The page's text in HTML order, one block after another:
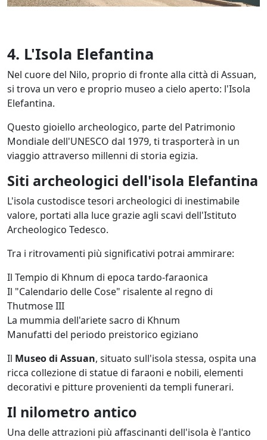
4. L'Isola Elefantina
Nel cuore del Nilo, proprio di fronte alla città di Assuan,
si trova un vero e proprio museo a cielo aperto: l'Isola
Elefantina.
Questo gioiello archeologico, parte del Patrimonio
Mondiale dell'UNESCO dal 1979, ti trasporterà in un
viaggio attraverso millenni di storia egizia.
Siti archeologici dell'isola Elefantina
L'isola custodisce tesori archeologici di inestimabile
valore, portati alla luce grazie agli scavi dell'Istituto
Archeologico Tedesco.
Tra i ritrovamenti più significativi potrai ammirare:
Il Tempio di Khnum di epoca tardo-faraonica
Il "Calendario delle Cose" risalente al regno di
Thutmose III
La mummia dell'ariete sacro di Khnum
Manufatti del periodo preistorico egiziano
Il Museo di Assuan, situato sull'isola stessa, ospita una
ricca collezione di statue di faraoni e nobili, elementi
decorativi e pitture provenienti da templi funerari.
Il nilometro antico
Una delle attrazioni più affascinanti dell'isola è l'antico